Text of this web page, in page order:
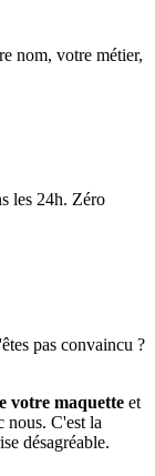
nom, votre métier,
les 24h. Zéro
pas convaincu ?
votre maquette et
nous. C'est la
désagréable.